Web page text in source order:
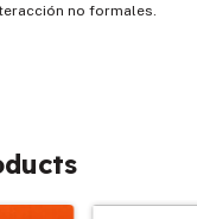
no formales.